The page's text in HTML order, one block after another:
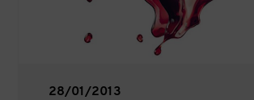
28/01/2013